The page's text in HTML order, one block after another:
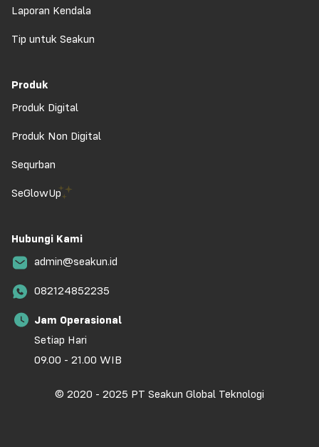
Laporan Kendala
Tip untuk Seakun
Produk
Produk Digital
Produk Non Digital
Sequrban
SeGlowUp
Hubungi Kami
admin@seakun.id
082124852235
Jam Operasional
Setiap Hari
09.00 - 21.00 WIB
© 2020 - 2025 PT Seakun Global Teknologi